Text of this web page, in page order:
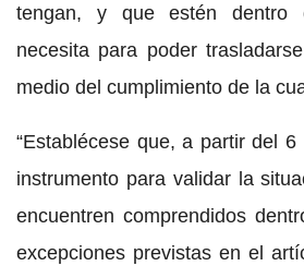
tengan, y que estén
necesita para poder
medio del cumplimiento de la
“Establécese que, a partir del
instrumento para validar la
encuentren comprendidos
excepciones previstas en el